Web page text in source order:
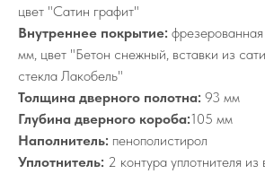
цвет "Сатин графит"
Внутреннее покрытие:
мм, цвет "Бетон снежный, вставки из
стекла Лакобель"
Толщина дверного полотна: 93 мм
Глубина дверного короба:105 мм
Наполнитель: пенополистирол
Уплотнитель: 2 контура уплотнителя